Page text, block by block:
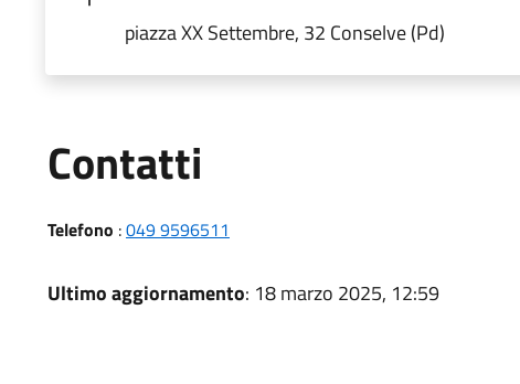
piazza XX Settembre, 32 Conselve (Pd)
Contatti
Telefono :049 9596511
Ultimo aggiornamento: 18 marzo 2025, 12:59